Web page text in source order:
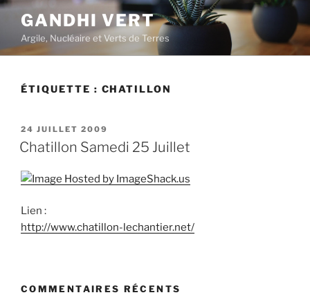
Aller
contenu
principal
GANDHI VERT
Argile, Nucléaire et Verts de Terres
ÉTIQUETTE : CHATILLON
PUBLIÉ
LE
24 JUILLET 2009
Chatillon Samedi 25 Juillet
Lien :
http://www.chatillon-lechantier.net/
COMMENTAIRES RÉCENTS